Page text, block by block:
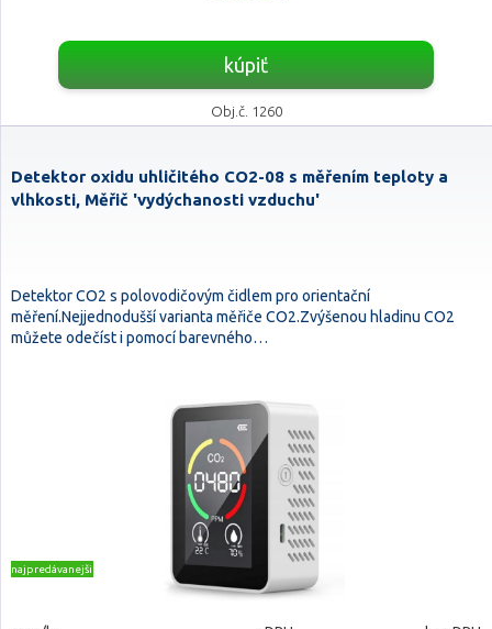
kúpiť
Obj.č. 1260
Detektor oxidu uhličitého CO2-08 s měřením teploty a
vlhkosti, Měřič 'vydýchanosti vzduchu'
Detektor CO2 s polovodičovým čidlem pro orientační
měření.Nejjednodušší varianta měřiče CO2.Zvýšenou hladinu CO2
můžete odečíst i pomocí barevného…
najpredávanejšie